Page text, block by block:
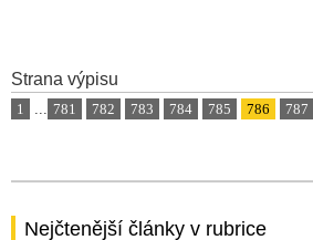
Strana výpisu
1 ... 781 782 783 784 785 786 787
Nejčtenější články v rubrice